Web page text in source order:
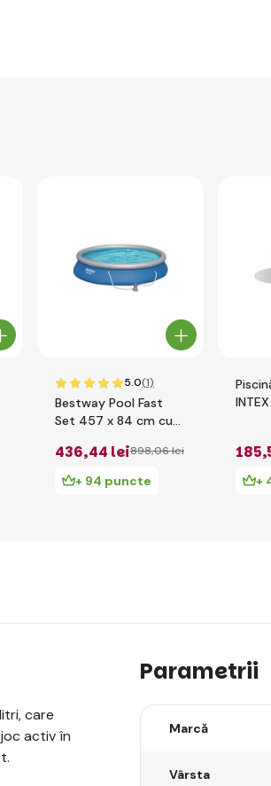
5.0(1)
Bestway Pool Fast
Set 457 x 84 cm cu
436,44 lei898,06 lei
+ 94 puncte
185
+
care
activ în
Parametrii
Marcă
Vârsta